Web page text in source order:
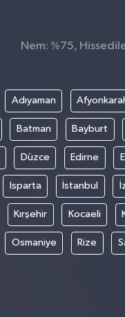
Nem: %75,
Adıyaman
Batman Bayburt
Düzce Edirne
Isparta İstanbul
Kırşehir Kocaeli
Osmaniye Rize